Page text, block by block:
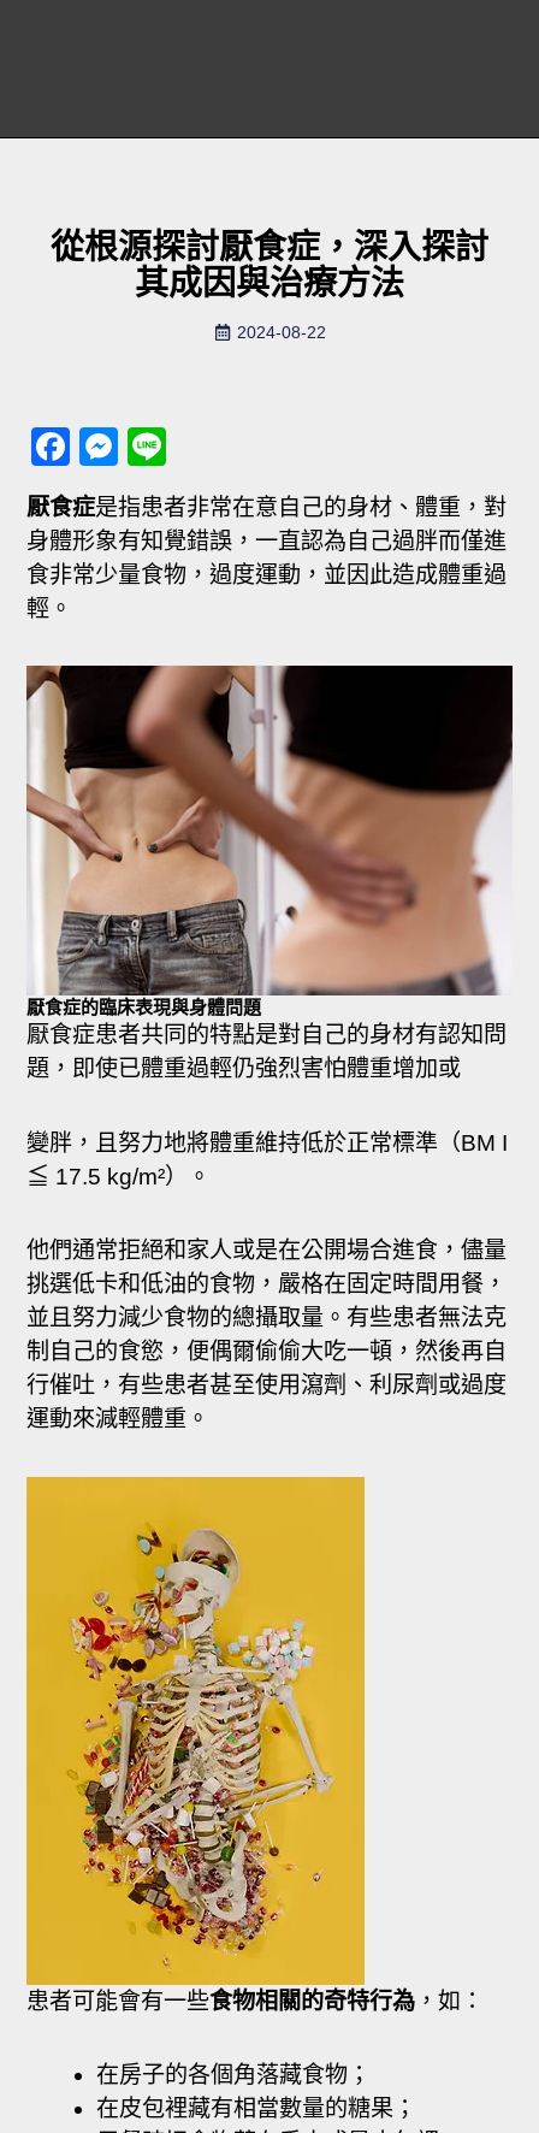
從根源探討厭食症，深入探討
其成因與治療方法
2024-08-22
Facebook
Messenger
厭食症是指患者非常在意自己的身材、體重，對
身體形象有知覺錯誤，一直認為自己過胖而僅進
食非常少量食物，過度運動，並因此造成體重過
輕。
厭食症的臨床表現與身體問題
厭食症患者共同的特點是對自己的身材有認知問
題，即使已體重過輕仍強烈害怕體重增加或
變胖，且努力地將體重維持低於正常標準（BM I
≦ 17.5 kg/m²）。
他們通常拒絕和家人或是在公開場合進食，儘量
挑選低卡和低油的食物，嚴格在固定時間用餐，
並且努力減少食物的總攝取量。有些患者無法克
制自己的食慾，便偶爾偷偷大吃一頓，然後再自
行催吐，有些患者甚至使用瀉劑、利尿劑或過度
運動來減輕體重。
患者可能會有一些食物相關的奇特行為 ，如：
在房子的各個角落藏食物；
在皮包裡藏有相當數量的糖果；